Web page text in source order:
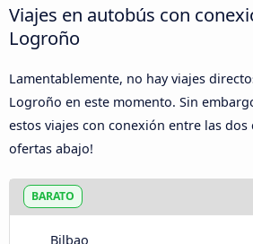
Viajes en autobús con
Logroño
Lamentablemente, no hay viajes
Logroño en este momento. Sin
estos viajes con conexión entre las dos
ofertas abajo!
BARATO
Bilbao